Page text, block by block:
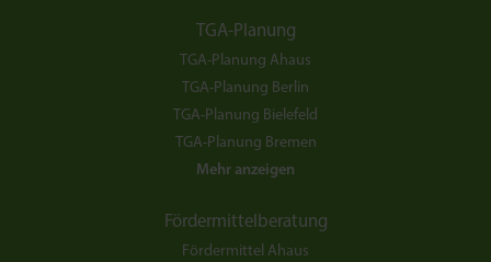
TGA-Planung
TGA-Planung Ahaus
TGA-Planung Berlin
TGA-Planung Bielefeld
TGA-Planung Bremen
Mehr anzeigen
Fördermittelberatung
Fördermittel Ahaus